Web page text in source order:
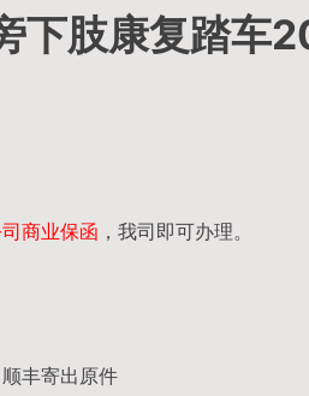
下肢康复踏车
商业保函 ，我司即可办理。
丰寄出原件